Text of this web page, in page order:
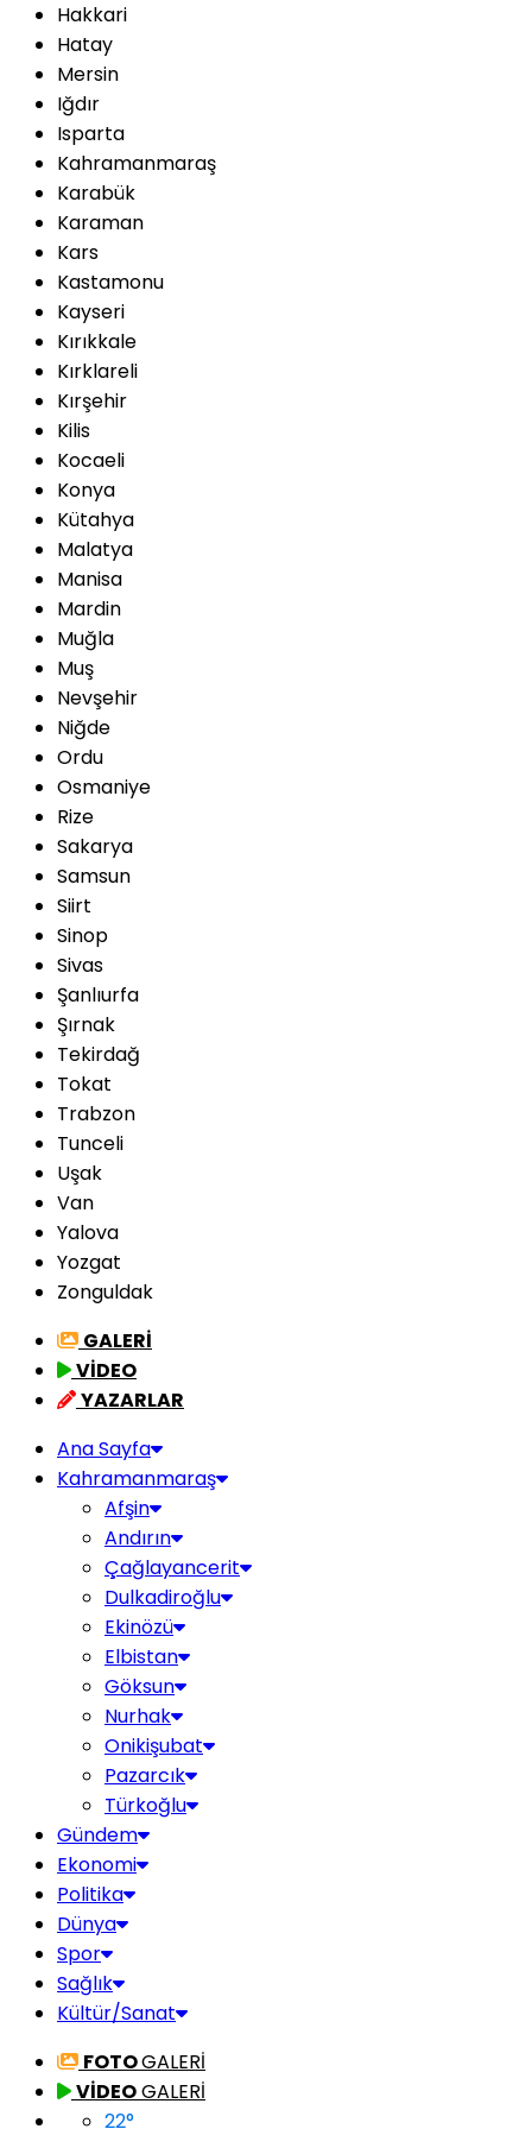
Hakkari
Hatay
Mersin
Iğdır
Isparta
Kahramanmaraş
Karabük
Karaman
Kars
Kastamonu
Kayseri
Kırıkkale
Kırklareli
Kırşehir
Kilis
Kocaeli
Konya
Kütahya
Malatya
Manisa
Mardin
Muğla
Muş
Nevşehir
Niğde
Ordu
Osmaniye
Rize
Sakarya
Samsun
Siirt
Sinop
Sivas
Şanlıurfa
Şırnak
Tekirdağ
Tokat
Trabzon
Tunceli
Uşak
Van
Yalova
Yozgat
Zonguldak
GALERİ
VİDEO
YAZARLAR
Ana Sayfa
Kahramanmaraş
Afşin
Andırın
Çağlayancerit
Dulkadiroğlu
Ekinözü
Elbistan
Göksun
Nurhak
Onikişubat
Pazarcık
Türkoğlu
Gündem
Ekonomi
Politika
Dünya
Spor
Sağlık
Kültür/Sanat
FOTOGALERİ
VİDEOGALERİ
22°